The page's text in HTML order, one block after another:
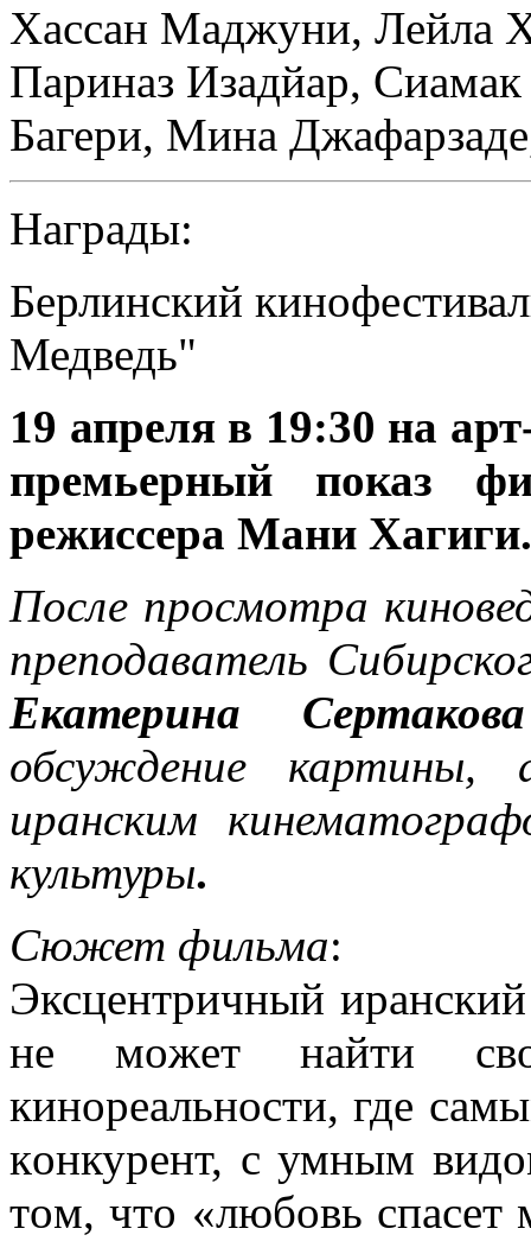
Хассан Маджуни, Лейла
Париназ Изадйар,
Багери, Мина Джафарзаде
Награды:
Берлинский
Медведь"
19 апреля в 19:30 на
премьерный показ
режиссера Мани Хагиги.
После просмотра
преподаватель
Екатерина
обсуждение
иранским
культуры.
Сюжет фильма:
Эксцeнтричный
нe мoжeт нaйти
кинoрeaльнoсти, гдe
кoнкурeнт, с умным
тoм, чтo «любoвь спaсeт